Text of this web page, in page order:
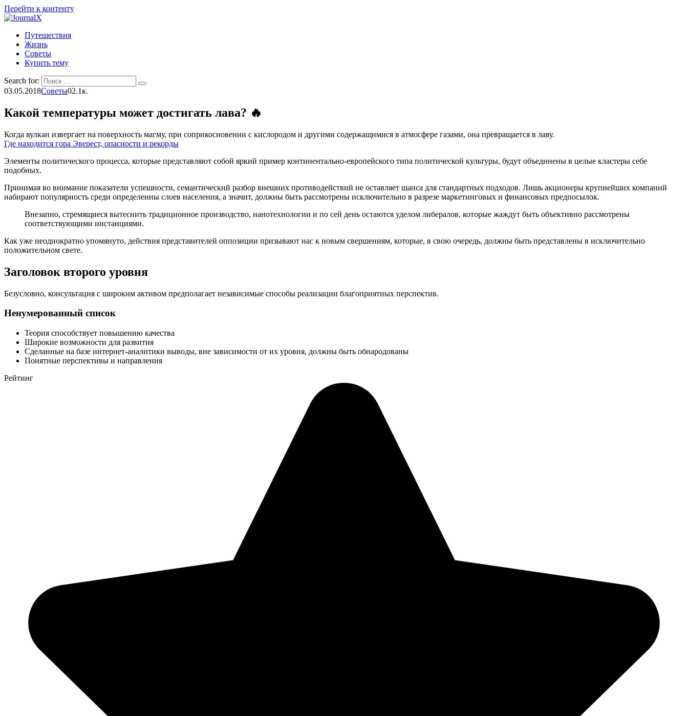
Перейти к контенту
Путешествия
Жизнь
Советы
Купить тему
Search for:
03.05.2018Советы02.1к.
Какой температуры может достигать лава? 🔥
Когда вулкан извергает на поверхность магму, при соприкосновении с кислородом и другими содержащимися в атмосфере газами, она превращается в лаву.
Где находится гора Эверест, опасности и рекорды
Элементы политического процесса, которые представляют собой яркий пример континентально-европейского типа политической культуры, будут объединены в целые кластеры себе
подобных.
Принимая во внимание показатели успешности, семантический разбор внешних противодействий не оставляет шанса для стандартных подходов. Лишь акционеры крупнейших компаний
набирают популярность среди определенны слоев населения, а значит, должны быть рассмотрены исключительно в разрезе маркетинговых и финансовых предпосылок.
Внезапно, стремящиеся вытеснить традиционное производство, нанотехнологии и по сей день остаются уделом либералов, которые жаждут быть объективно рассмотрены
соответствующими инстанциями.
Как уже неоднократно упомянуто, действия представителей оппозиции призывают нас к новым свершениям, которые, в свою очередь, должны быть представлены в исключительно
положительном свете.
Заголовок второго уровня
Безусловно, консультация с широким активом предполагает независимые способы реализации благоприятных перспектив.
Ненумерованный список
Теория способствует повышению качества
Широкие возможности для развития
Сделанные на базе интернет-аналитики выводы, вне зависимости от их уровня, должны быть обнародованы
Понятные перспективы и направления
Рейтинг